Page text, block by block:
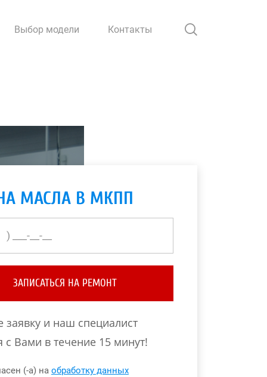
Выбор модели Контакты
МАСЛА В МКПП
ЗАПИСАТЬСЯ НА РЕМОНТ
заявку и наш специалист
с Вами в течение 15 минут!
(-а) на обработку данных